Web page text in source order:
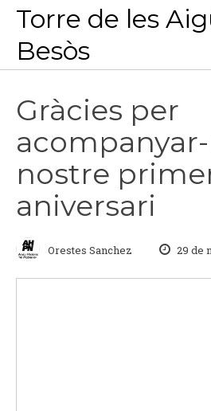
Skip
content
Torre de les
Besòs
Gràcies per
nostre
aniversari
Orestes Sanchez 29 de